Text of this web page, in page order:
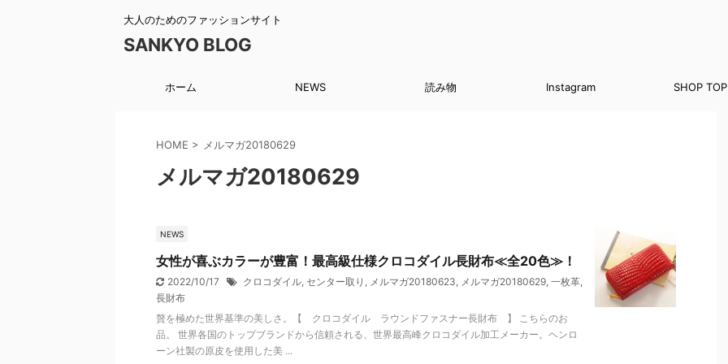
大人のためのファッションサイト
SANKYO BLOG
ホーム NEWS 読み物 Instagram SHOP TOP
HOME > メルマガ20180629
メルマガ20180629
NEWS
女性が喜ぶカラーが豊富！最高級仕様クロコダイル長財布≪全20色≫！
2022/10/17 クロコダイル, センター取り , メルマガ20180623, メルマガ20180629, 一枚革,
長財布
贅を極めた世界基準の美しさ。【 クロコダイル ラウンドファスナー長財布 】 こちらのお
品。 世界各国のトップブランドから信頼される、世界最高峰クロコダイル加工メーカー。ヘンロ
ーン社製の原皮を使用した美 ...